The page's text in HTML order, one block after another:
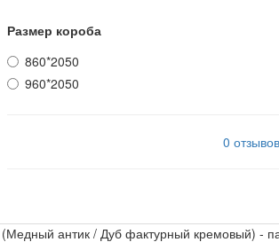
Размер короба
860*2050
960*2050
0 отзывов
антик / Дуб фактурный кремовый) -